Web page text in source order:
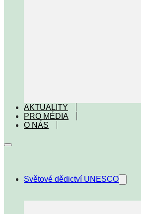
AKTUALITY
PRO MÉDIA
O NÁS
Světové dědictví UNESCO